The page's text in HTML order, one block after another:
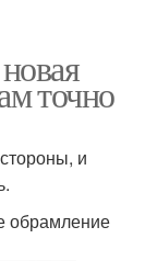
точно
и
обрамление